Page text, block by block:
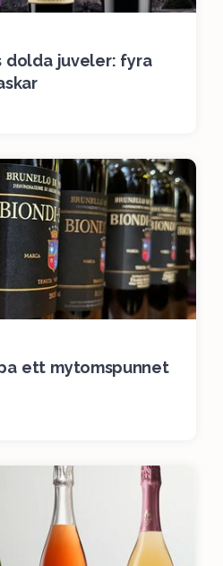
dolda juveler: fyra
ett mytomspunnet